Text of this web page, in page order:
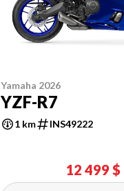
Yamaha 2026
YZF-R7
1 km INS49222
12 499 $